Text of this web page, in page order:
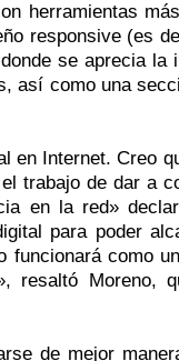
herramientas
responsive (es
se aprecia
así como una
Internet. Creo
trabajo de dar a
en la red»
para poder
como
Moreno,
de mejor